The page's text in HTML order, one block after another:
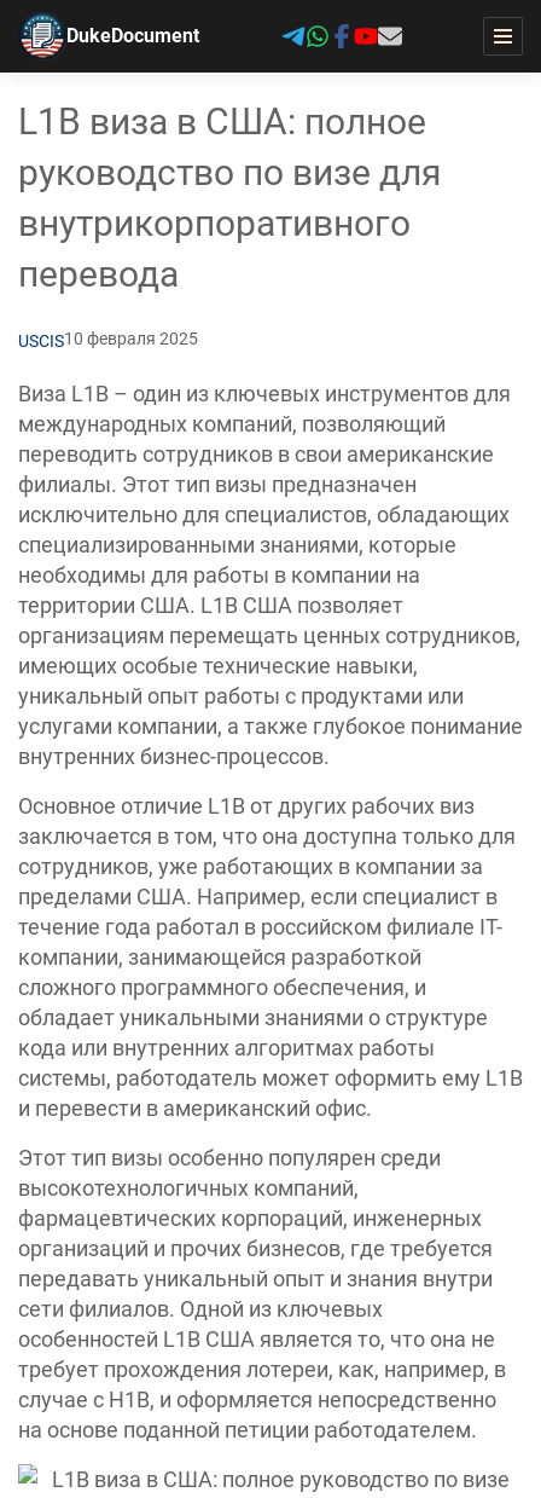
DukeDocument
L1B виза в США: полное
руководство по визе для
внутрикорпоративного
перевода
USCIS10 февраля 2025
Виза L1B – один из ключевых инструментов для
международных компаний, позволяющий
переводить сотрудников в свои американские
филиалы. Этот тип визы предназначен
исключительно для специалистов, обладающих
специализированными знаниями, которые
необходимы для работы в компании на
территории США. L1B США позволяет
организациям перемещать ценных сотрудников,
имеющих особые технические навыки,
уникальный опыт работы с продуктами или
услугами компании, а также глубокое понимание
внутренних бизнес-процессов.
Основное отличие L1B от других рабочих виз
заключается в том, что она доступна только для
сотрудников, уже работающих в компании за
пределами США. Например, если специалист в
течение года работал в российском филиале IT-
компании, занимающейся разработкой
сложного программного обеспечения, и
обладает уникальными знаниями о структуре
кода или внутренних алгоритмах работы
системы, работодатель может оформить ему L1B
и перевести в американский офис.
Этот тип визы особенно популярен среди
высокотехнологичных компаний,
фармацевтических корпораций, инженерных
организаций и прочих бизнесов, где требуется
передавать уникальный опыт и знания внутри
сети филиалов. Одной из ключевых
особенностей L1B США является то, что она не
требует прохождения лотереи, как, например, в
случае с H1B, и оформляется непосредственно
на основе поданной петиции работодателем.